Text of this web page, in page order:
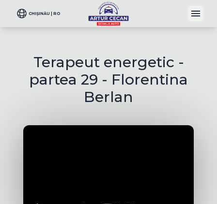
CHIȘINĂU | RO
Terapeut energetic -
partea 29 - Florentina
Berlan